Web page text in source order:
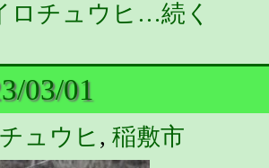
ロチュウヒ…続く
03/01
ュウヒ , 稲敷市